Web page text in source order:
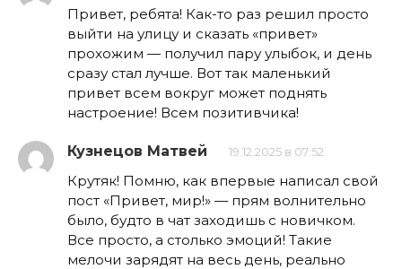
Привет, ребята! Как-то раз решил просто
выйти на улицу и сказать «привет»
прохожим — получил пару улыбок, и день
сразу стал лучше. Вот так маленький
привет всем вокруг может поднять
настроение! Всем позитивчика!
Кузнецов Матвей 19.12.2025 в 07:52
Крутяк! Помню, как впервые написал свой
пост «Привет, мир!» — прям волнительно
было, будто в чат заходишь с новичком.
Все просто, а столько эмоций! Такие
мелочи зарядят на весь день, реально